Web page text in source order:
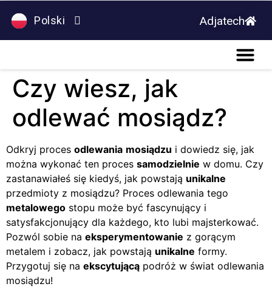
Adjatech
Polski
Deutsch
Czy wiesz, jak
odlewać mosiądz?
Odkryj proces odlewania mosiądzu i dowiedz się, jak
można wykonać ten proces samodzielnie w domu. Czy
zastanawiałeś się kiedyś, jak powstają unikalne
przedmioty z mosiądzu? Proces odlewania tego
metalowego stopu może być fascynujący i
satysfakcjonujący dla każdego, kto lubi majsterkować.
Pozwól sobie na eksperymentowanie z gorącym
metalem i zobacz, jak powstają unikalne formy.
Przygotuj się na ekscytującą podróż w świat odlewania
mosiądzu!